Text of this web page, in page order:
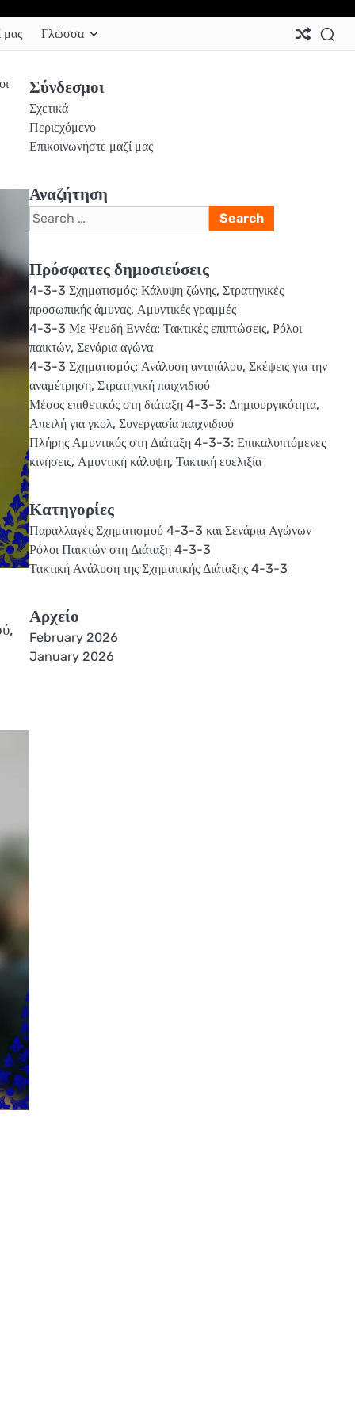
μας Γλώσσα
Σύνδεσμοι
Σχετικά
Περιεχόμενο
Επικοινωνήστε μαζί μας
Αναζήτηση
Search
for:
Πρόσφατες δημοσιεύσεις
4-3-3 Σχηματισμός: Κάλυψη ζώνης, Στρατηγικές
προσωπικής άμυνας, Αμυντικές γραμμές
4-3-3 Με Ψευδή Εννέα: Τακτικές επιπτώσεις, Ρόλοι
παικτών, Σενάρια αγώνα
4-3-3 Σχηματισμός: Ανάλυση αντιπάλου, Σκέψεις για την
αναμέτρηση, Στρατηγική παιχνιδιού
Μέσος επιθετικός στη διάταξη 4-3-3: Δημιουργικότητα,
Απειλή για γκολ, Συνεργασία παιχνιδιού
Πλήρης Αμυντικός στη Διάταξη 4-3-3: Επικαλυπτόμενες
κινήσεις, Αμυντική κάλυψη, Τακτική ευελιξία
Κατηγορίες
Παραλλαγές Σχηματισμού 4-3-3 και Σενάρια Αγώνων
Ρόλοι Παικτών στη Διάταξη 4-3-3
Τακτική Ανάλυση της Σχηματικής Διάταξης 4-3-3
Αρχείο
February 2026
January 2026